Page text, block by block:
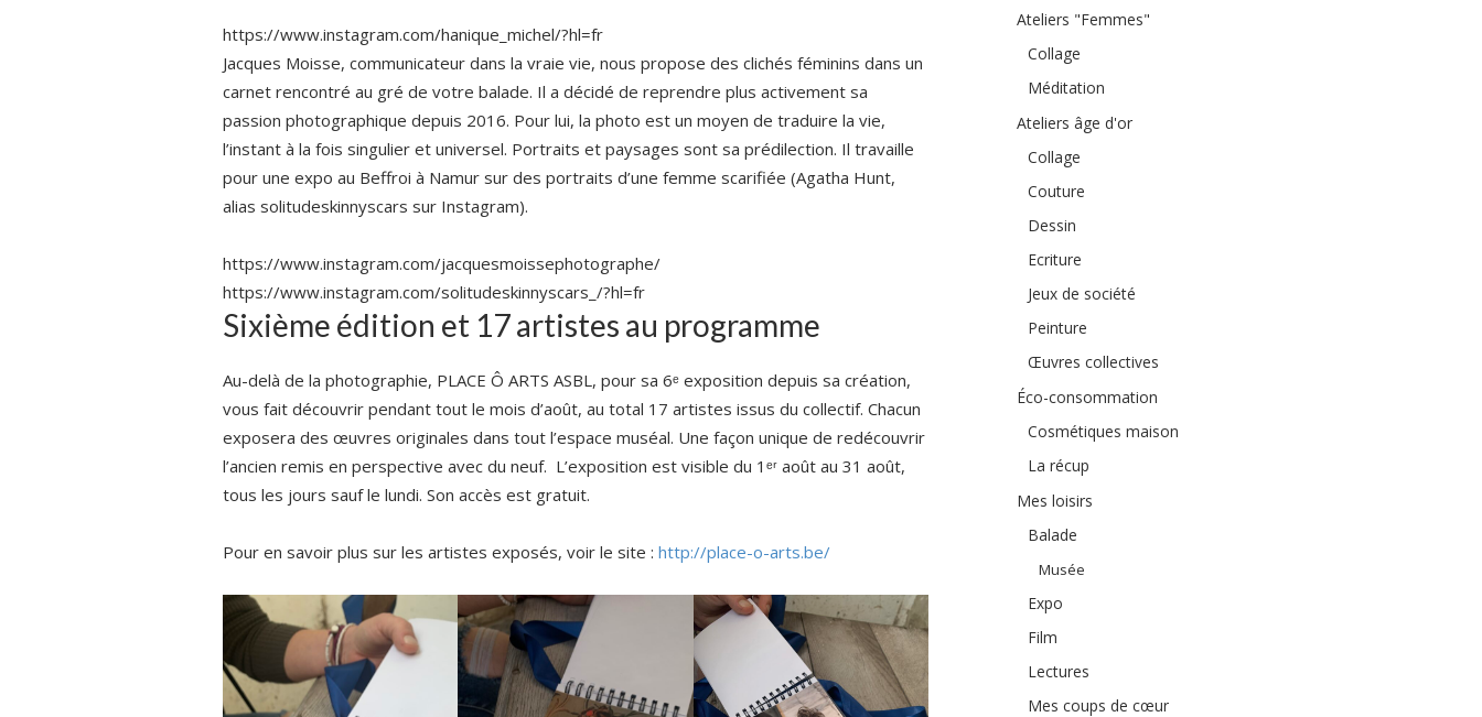
https://www.instagram.com/hanique_michel/?hl=fr
Jacques Moisse, communicateur dans la vraie vie, nous propose des clichés féminins dans un
carnet rencontré au gré de votre balade. Il a décidé de reprendre plus activement sa
passion photographique depuis 2016. Pour lui, la photo est un moyen de traduire la vie,
l’instant à la fois singulier et universel. Portraits et paysages sont sa prédilection. Il travaille
pour une expo au Beffroi à Namur sur des portraits d’une femme scarifiée (Agatha Hunt,
alias solitudeskinnyscars sur Instagram).
https://www.instagram.com/jacquesmoissephotographe/
https://www.instagram.com/solitudeskinnyscars_/?hl=fr
Sixième édition et 17 artistes au programme
Au-delà de la photographie, PLACE Ô ARTS ASBL, pour sa 6ᵉ exposition depuis sa création,
vous fait découvrir pendant tout le mois d’août, au total 17 artistes issus du collectif. Chacun
exposera des œuvres originales dans tout l’espace muséal. Une façon unique de redécouvrir
l’ancien remis en perspective avec du neuf. L’exposition est visible du 1ᵉʳ août au 31 août,
tous les jours sauf le lundi. Son accès est gratuit.
Pour en savoir plus sur les artistes exposés, voir le site : http://place-o-arts.be/
Ateliers "Femmes"
Collage
Méditation
Ateliers âge d'or
Collage
Couture
Dessin
Ecriture
Jeux de société
Peinture
Œuvres collectives
Éco-consommation
Cosmétiques maison
La récup
Mes loisirs
Balade
Musée
Expo
Film
Lectures
Mes coups de cœur